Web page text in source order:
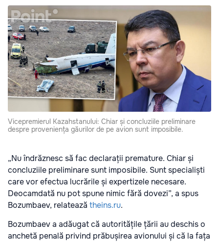
Vicepremierul Kazahstanului: Chiar și concluziile preliminare
despre proveniența găurilor de pe avion sunt imposibile.
„Nu îndrăznesc să fac declarații premature. Chiar și
concluziile preliminare sunt imposibile. Sunt specialiști
care vor efectua lucrările și expertizele necesare.
Deocamdată nu pot spune nimic fără dovezi”, a spus
Bozumbaev, relatează theins.ru.
Bozumbaev a adăugat că autoritățile țării au deschis o
anchetă penală privind prăbușirea avionului și că la fața